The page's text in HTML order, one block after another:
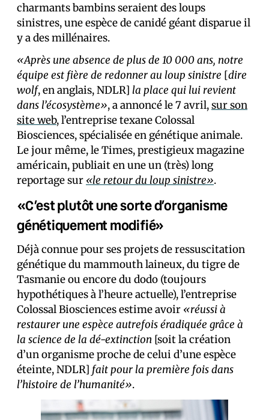
charmants bambins seraient des loups
sinistres, une espèce de canidé géant disparue il
y a des millénaires.
«Après une absence de plus de 10 000 ans, notre
équipe est fière de redonner au loup sinistre [dire
wolf, en anglais, NDLR] la place qui lui revient
dans l’écosystème», a annoncé le 7 avril,sur son
site web, l’entreprise texane Colossal
Biosciences, spécialisée en génétique animale.
Le jour même, le Times, prestigieux magazine
américain, publiait en une un (très) long
reportage sur «le retour du loup sinistre».
«C’est plutôt une sorte d’organisme
génétiquement modifié»
Déjà connue pour ses projets de ressuscitation
génétique du mammouth laineux, du tigre de
Tasmanie ou encore du dodo (toujours
hypothétiques à l’heure actuelle), l’entreprise
Colossal Biosciences estime avoir «réussi à
restaurer une espèce autrefois éradiquée grâce à
la science de la dé-extinction [soit la création
d’un organisme proche de celui d’une espèce
éteinte, NDLR] fait pour la première fois dans
l’histoire de l’humanité».